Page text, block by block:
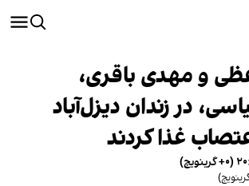
و مهدی باقری،
در زندان دیزل‌آباد
غذا کردند